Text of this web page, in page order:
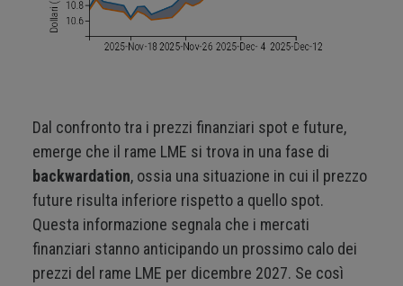
Dal confronto tra i prezzi finanziari spot e future,
emerge che il rame LME si trova in una fase di
backwardation, ossia una situazione in cui il prezzo
future risulta inferiore rispetto a quello spot.
Questa informazione segnala che i mercati
finanziari stanno anticipando un prossimo calo dei
prezzi del rame LME per dicembre 2027. Se così